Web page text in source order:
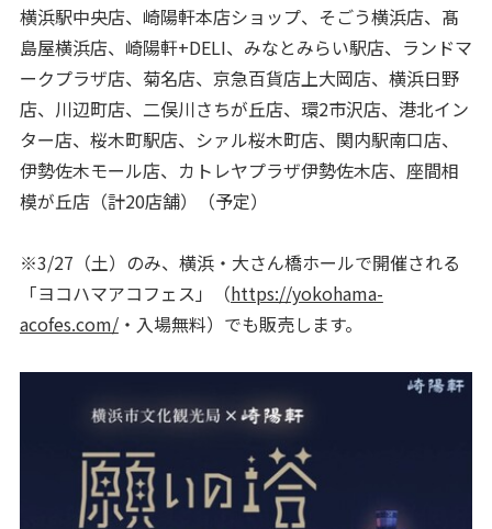
横浜駅中央店、崎陽軒本店ショップ、そごう横浜店、髙
島屋横浜店、崎陽軒+DELI、みなとみらい駅店、ランドマ
ークプラザ店、菊名店、京急百貨店上大岡店、横浜日野
店、川辺町店、二俣川さちが丘店、環2市沢店、港北イン
ター店、桜木町駅店、シァル桜木町店、関内駅南口店、
伊勢佐木モール店、カトレヤプラザ伊勢佐木店、座間相
模が丘店（計20店舗）（予定）
※3/27（土）のみ、横浜・大さん橋ホールで開催される
「ヨコハマアコフェス」（https://yokohama-
acofes.com/・入場無料）でも販売します。